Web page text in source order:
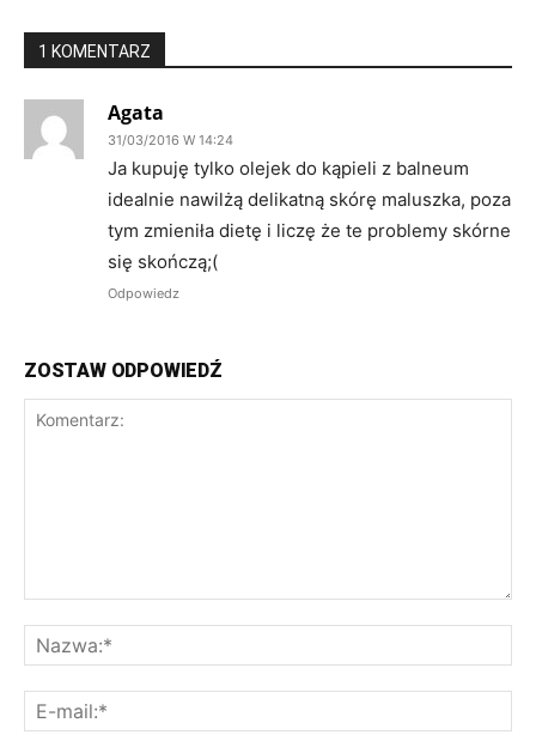
1 KOMENTARZ
Agata
31/03/2016 W 14:24
Ja kupuję tylko olejek do kąpieli z balneum
idealnie nawilżą delikatną skórę maluszka, poza
tym zmieniła dietę i liczę że te problemy skórne
się skończą;(
Odpowiedz
ZOSTAW ODPOWIEDŹ